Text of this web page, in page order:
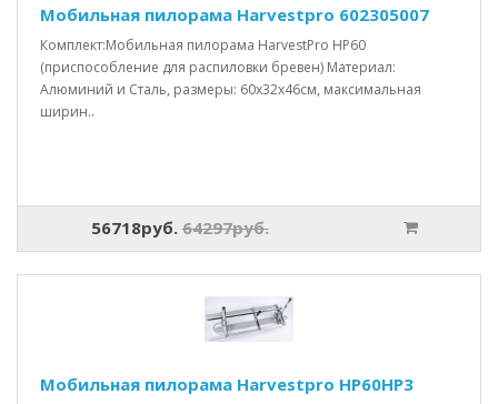
Мобильная пилорама Harvestpro 602305007
Комплект:Мобильная пилорама HarvestPro HP60
(приспособление для распиловки бревен) Материал:
Алюминий и Сталь, размеры: 60x32x46см, максимальная
ширин..
56718руб. 64297руб.
Мобильная пилорама Harvestpro HP60HP3